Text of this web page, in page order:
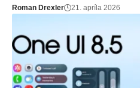
Roman Drexler 21. apríla 2026